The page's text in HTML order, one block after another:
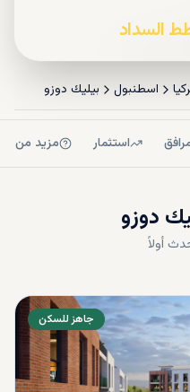
اسطنبول بيليك دوزو
استثمار مزيد من
دوزو
أولاً
جاهز للسكن